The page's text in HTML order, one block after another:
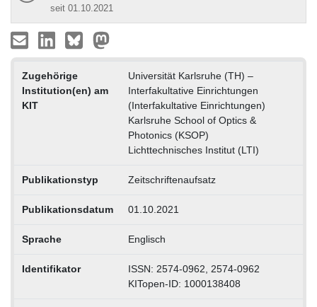
seit 01.10.2021
Zugehörige
Institution(en) am
KIT
Universität Karlsruhe (TH) –
Interfakultative Einrichtungen
(Interfakultative Einrichtungen)
Karlsruhe School of Optics &
Photonics (KSOP)
Lichttechnisches Institut (LTI)
Publikationstyp Zeitschriftenaufsatz
Publikationsdatum 01.10.2021
Sprache Englisch
Identifikator
ISSN: 2574-0962, 2574-0962
KITopen-ID: 1000138408